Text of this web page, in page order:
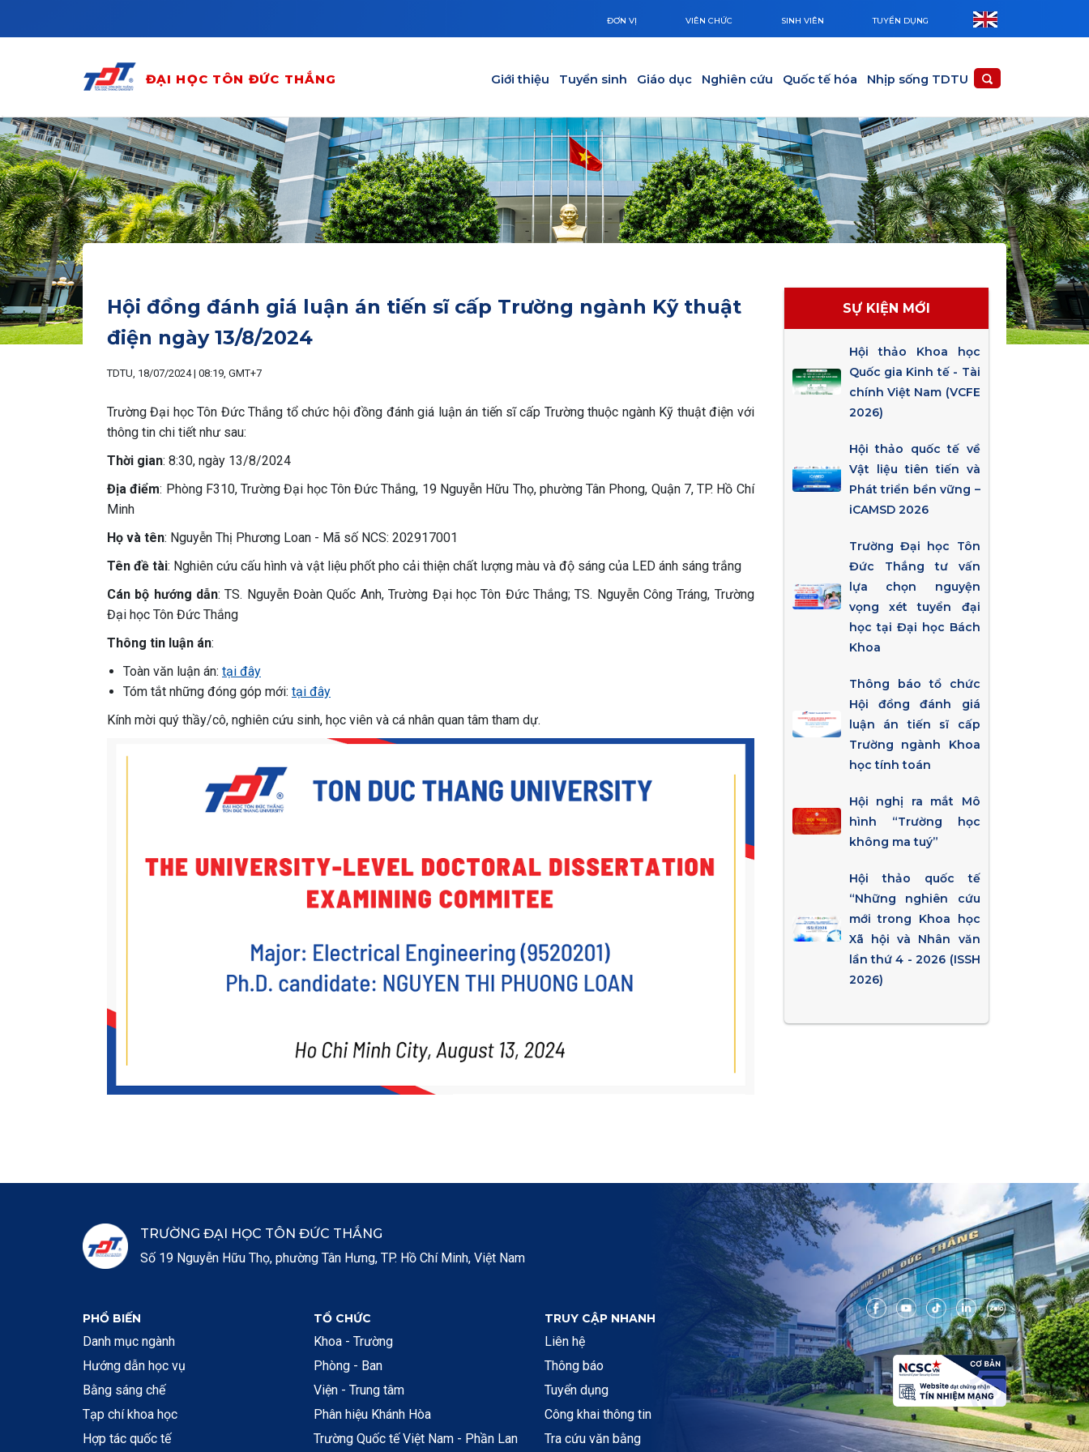
ĐƠN VỊ VIÊN CHỨC SINH VIÊN TUYỂN DỤNG
ĐẠI HỌC TÔN ĐỨC THẮNG Giới thiệu Tuyển sinh Giáo dục Nghiên cứu Quốc tế hóa Nhịp sống TDTU
Hội đồng đánh giá luận án tiến sĩ cấp Trường ngành Kỹ thuật
điện ngày 13/8/2024
TDTU, 18/07/2024 | 08:19, GMT+7
Trường Đại học Tôn Đức Thắng tổ chức hội đồng đánh giá luận án tiến sĩ cấp Trường thuộc ngành Kỹ thuật điện với
thông tin chi tiết như sau:
Thời gian: 8:30, ngày 13/8/2024
Địa điểm: Phòng F310, Trường Đại học Tôn Đức Thắng, 19 Nguyễn Hữu Thọ, phường Tân Phong, Quận 7, TP. Hồ Chí
Minh
Họ và tên: Nguyễn Thị Phương Loan - Mã số NCS: 202917001
Tên đề tài: Nghiên cứu cấu hình và vật liệu phốt pho cải thiện chất lượng màu và độ sáng của LED ánh sáng trắng
Cán bộ hướng dẫn: TS. Nguyễn Đoàn Quốc Anh, Trường Đại học Tôn Đức Thắng; TS. Nguyễn Công Tráng, Trường
Đại học Tôn Đức Thắng
Thông tin luận án:
Toàn văn luận án: tại đây
Tóm tắt những đóng góp mới: tại đây
Kính mời quý thầy/cô, nghiên cứu sinh, học viên và cá nhân quan tâm tham dự.
SỰ KIỆN MỚI
Hội thảo Khoa học
Quốc gia Kinh tế - Tài
chính Việt Nam (VCFE
2026)
Hội thảo quốc tế về
Vật liệu tiên tiến và
Phát triển bền vững –
iCAMSD 2026
Trường Đại học Tôn
Đức Thắng tư vấn
lựa chọn nguyện
vọng xét tuyển đại
học tại Đại học Bách
Khoa
Thông báo tổ chức
Hội đồng đánh giá
luận án tiến sĩ cấp
Trường ngành Khoa
học tính toán
Hội nghị ra mắt Mô
hình “Trường học
không ma tuý”
Hội thảo quốc tế
“Những nghiên cứu
mới trong Khoa học
Xã hội và Nhân văn
lần thứ 4 - 2026 (ISSH
2026)
TRƯỜNG ĐẠI HỌC TÔN ĐỨC THẮNG
Số 19 Nguyễn Hữu Thọ, phường Tân Hưng, TP. Hồ Chí Minh, Việt Nam
PHỔ BIẾN
Danh mục ngành
Hướng dẫn học vụ
Bằng sáng chế
Tạp chí khoa học
Hợp tác quốc tế
TỔ CHỨC
Khoa - Trường
Phòng - Ban
Viện - Trung tâm
Phân hiệu Khánh Hòa
Trường Quốc tế Việt Nam - Phần Lan
TRUY CẬP NHANH
Liên hệ
Thông báo
Tuyển dụng
Công khai thông tin
Tra cứu văn bằng